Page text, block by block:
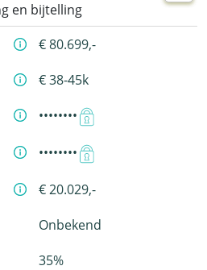
en bijtelling
€ 80.699,-
€ 38-45k
••••••••
••••••••
€ 20.029,-
Onbekend
35%